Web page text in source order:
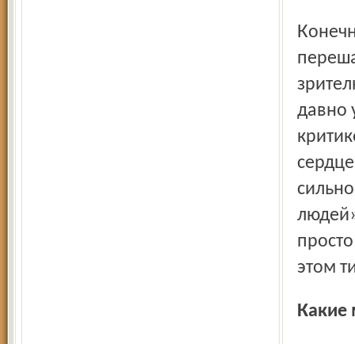
Конечно, это творение Полины Борисовой далеко
давно
этом